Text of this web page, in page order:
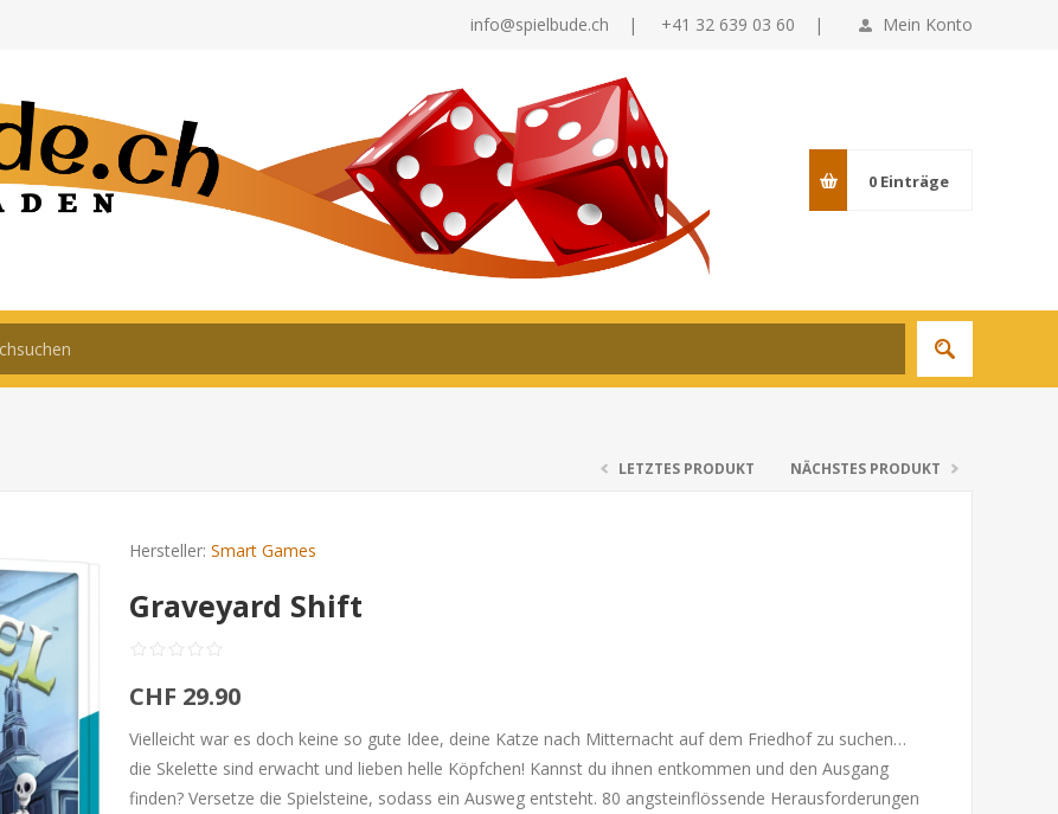
Mein Konto
info@spielbude.ch | +41 32 639 03 60 |
0 Einträge
LETZTES PRODUKT NÄCHSTES PRODUKT
Hersteller: Smart Games
Graveyard Shift
CHF 29.90
Vielleicht war es doch keine so gute Idee, deine Katze nach Mitternacht auf dem Friedhof zu suchen…
die Skelette sind erwacht und lieben helle Köpfchen! Kannst du ihnen entkommen und den Ausgang
finden? Versetze die Spielsteine, sodass ein Ausweg entsteht. 80 angsteinflössende Herausforderungen